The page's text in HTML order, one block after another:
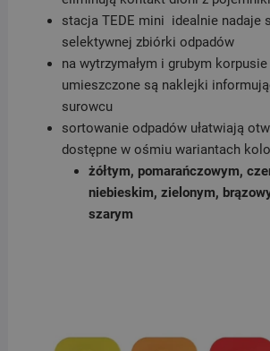
stacja TEDE mini idealnie nadaje
selektywnej zbiórki odpadów
na wytrzymałym i grubym
umieszczone są naklejki
surowcu
sortowanie odpadów ułatwiają
dostępne w ośmiu wariantach
żółtym, pomarańczowym,
niebieskim, zielonym,
szarym